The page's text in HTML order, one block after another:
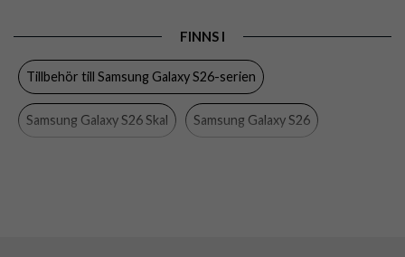
Färg
FINNS I
Tillbehör till Samsung Galaxy S26-serien
Samsung Galaxy S26 Skal Samsung Galaxy S26